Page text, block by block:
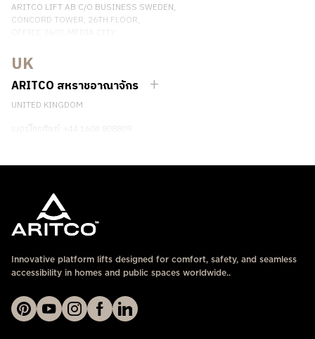
ARITCO LIFT AB C/O BUSINESS SWEDEN,
CONCORD TOWER, 26TH FLOOR,
ติดต่อเรา
UK
ARITCO สหราชอาณาจักร
UNITED KINGDOM
เบอร์โทรศัพท์: +44 1604 808809
Innovative platform lifts designed for comfort, safety, and seamless
accessibility in homes and public spaces worldwide..